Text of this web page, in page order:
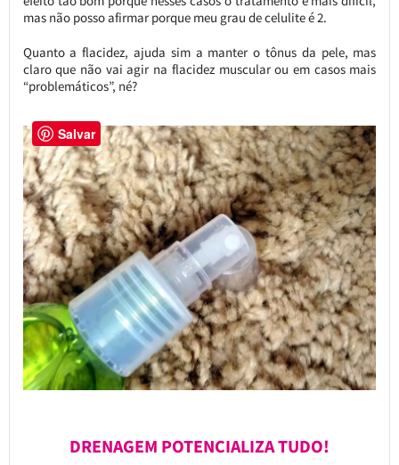
mas não posso afirmar porque meu grau de celulite é 2.
Quanto a flacidez, ajuda sim a manter o tônus da pele, mas
claro que não vai agir na flacidez muscular ou em casos mais
“problemáticos”, né?
DRENAGEM POTENCIALIZA TUDO!
Salvar